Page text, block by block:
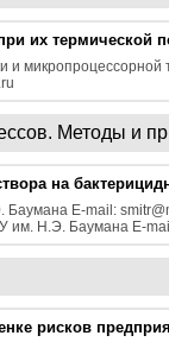
их термической
и
Методы и
на
E-mail:
им. Н.Э. Баумана E-
рисков